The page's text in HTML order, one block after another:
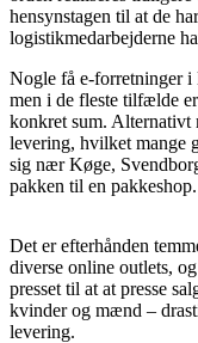
hensynstagen til at de
logistikmedarbejderne
Nogle få e-forretninger i
men i de fleste tilfælde
konkret sum.
levering, hvilket mange
sig nær Køge,
pakken til en pakkeshop.
Det er efterhånden
diverse online outlets,
presset til at at presse
kvinder og mænd –
levering.